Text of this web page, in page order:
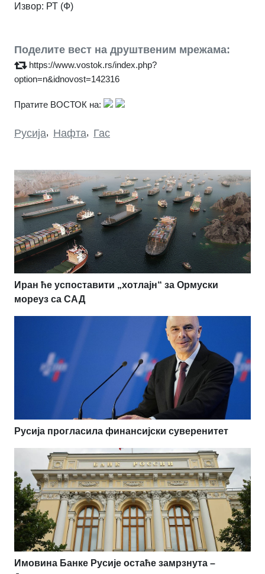
Извор: РТ (Ф)
Поделите вест на друштвеним мрежама:
https://www.vostok.rs/index.php?
option=n&idnovost=142316
Пратите ВОСТОК на:
Русија, Нафта, Гас
Иран ће успоставити „хотлајн“ за Ормуски
мореуз са САД
Русија прогласила финансијски суверенитет
Имовина Банке Русије остаће замрзнута –